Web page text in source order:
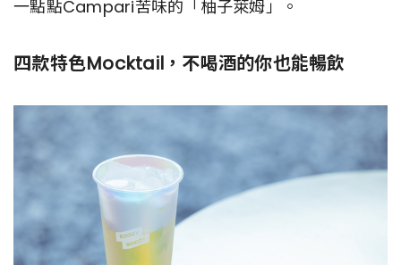
一點點Campari苦味的「柚子萊姆」。
四款特色Mocktail，不喝酒的你也能暢飲